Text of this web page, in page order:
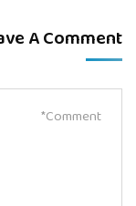
A Comment